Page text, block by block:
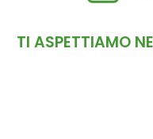
TI ASPETTIAMO